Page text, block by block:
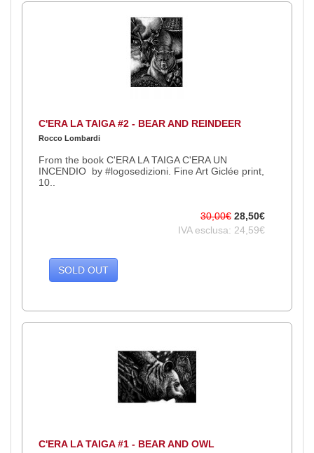
C'ERA LA TAIGA #2 - BEAR AND REINDEER
Rocco Lombardi
From the book C'ERA LA TAIGA C'ERA UN
INCENDIO by #logosedizioni. Fine Art Giclée print,
10..
30,00€ 28,50€
IVA esclusa: 24,59€
SOLD OUT
C'ERA LA TAIGA #1 - BEAR AND OWL